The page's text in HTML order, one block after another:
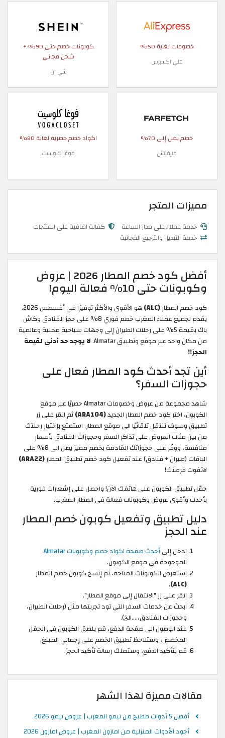
خصومات لغاية 50%
علي اكسبرس
كوبونات خصم حتى 90% +
شحن مجاني
شي ان
خصم يصل إلى 70%
فارفيتش
اكواد خصم حصرية لغاية 80%
فوغا كلوسيت
مميزات المتجر
خدمة عملاء على مدار الساعة
كفالة اضافية على المنتجات
خدمة التبديل والترجيع المجانية
أفضل كود خصم المطار 2026 | عروض
وكوبونات حتى 10% فعالة اليوم!
كود خصم المطار(ALC)
هو الأقوى والأكثر توفيرًا في أغسطس 2026.
يقدم لجميع عملاء المغرب خصم فوري 8% على حجز الفنادق وكاش
باك بقيمة 5% على رحلات الطيران إلى وجهات سياحية محلية وعالمية
من مكان واحد عبر موقع وتطبيق Almatar.
لا يوجد حد أدنى لقيمة
الحجز!!
أين تجد أحدث كود المطار فعال على
حجوزات السفر؟
شاهد مجموعة من عروض وخصومات Almatar حصريًا عبر موقع
الكوبون، اختر كود خصم المطار الجديد(ARA104)
ثم انقر على زر
تطبيق وسوف تنتقل تلقائيًا الى موقع المطار. استمتع بإختيار رحلتك
من بين مئات العروض على تذاكر السفر وحجوزات الفنادق بأسعار
منافسة، ووفّر على حجوزاتك القادمة بخصم مميز يصل الى 8% على
الباقات (طيران + فنادق) عند تفعيل كود خصم تطبيق المطار(ARA22)
لاتفوت فرصتك!
حمّل تطبيق الكوبون على هاتفك الآن! واحصل على إشعارات فورية
بأحدث وأقوى عروض وكوبونات فعالة في المطار المغرب.
دليل تطبيق وتفعيل كوبون خصم المطار
عند الحجز
ادخل إلىأحدث صفحة اكواد خصم وكوبونات Almatar
الموجودة في موقع الكوبون.
استعرض الكوبونات المتاحة، ثم إنسخ كوبون خصم المطار
(ALC)
.
انقر على زر "الانتقال إلى موقع المطار".
ابحث عن خدمات السفر التي تود تجربتها مثل (رحلات الطيران،
وحجوزات الفنادق،….الخ).
عند الوصول الى صفحة الدفع، قم بلصق الكوبون في الحقل
المخصص، وستلاحظ تطبيق الخصم على إجمالي المبلغ.
قم بتأكيد الدفع، وستصلك رسالة تأكيد الحجز.
مقالات مميزة لهذا الشهر
أفضل 5 أدوات مطبخ من تيمو المغرب | عروض تيمو 2026
أجود الأدوات المنزلية من امازون المغرب | عروض امازون 2026